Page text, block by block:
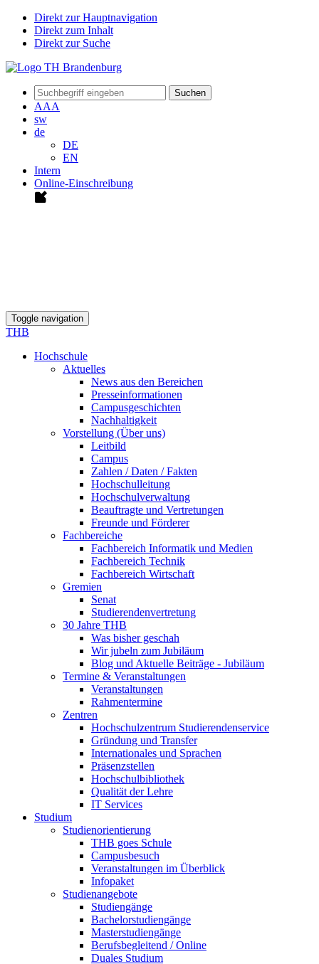
Direkt zur Hauptnavigation
Direkt zum Inhalt
Direkt zur Suche
Suchen
AAA
sw
de
DE
EN
Intern
Online-Einschreibung
Toggle navigation
THB
Hochschule
Aktuelles
News aus den Bereichen
Presseinformationen
Campusgeschichten
Nachhaltigkeit
Vorstellung (Über uns)
Leitbild
Campus
Zahlen / Daten / Fakten
Hochschulleitung
Hochschulverwaltung
Beauftragte und Vertretungen
Freunde und Förderer
Fachbereiche
Fachbereich Informatik und Medien
Fachbereich Technik
Fachbereich Wirtschaft
Gremien
Senat
Studierendenvertretung
30 Jahre THB
Was bisher geschah
Wir jubeln zum Jubiläum
Blog und Aktuelle Beiträge - Jubiläum
Termine & Veranstaltungen
Veranstaltungen
Rahmentermine
Zentren
Hochschulzentrum Studierendenservice
Gründung und Transfer
Internationales und Sprachen
Präsenzstellen
Hochschulbibliothek
Qualität der Lehre
IT Services
Studium
Studienorientierung
THB goes Schule
Campusbesuch
Veranstaltungen im Überblick
Infopaket
Studienangebote
Studiengänge
Bachelorstudiengänge
Masterstudiengänge
Berufsbegleitend / Online
Duales Studium